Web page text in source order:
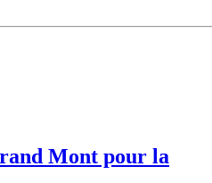
Mont pour la